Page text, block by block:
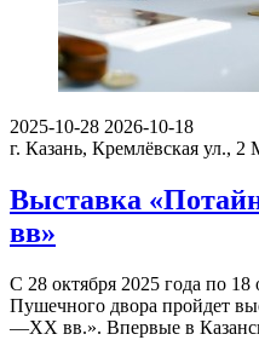
2025-10-28 2026-10-18
г. Казань, Кремлёвская ул., 2
Выставка
вв»
С 28 октября 2025 года по 18
Пушечного двора пройдет
—XX вв.». Впервые в